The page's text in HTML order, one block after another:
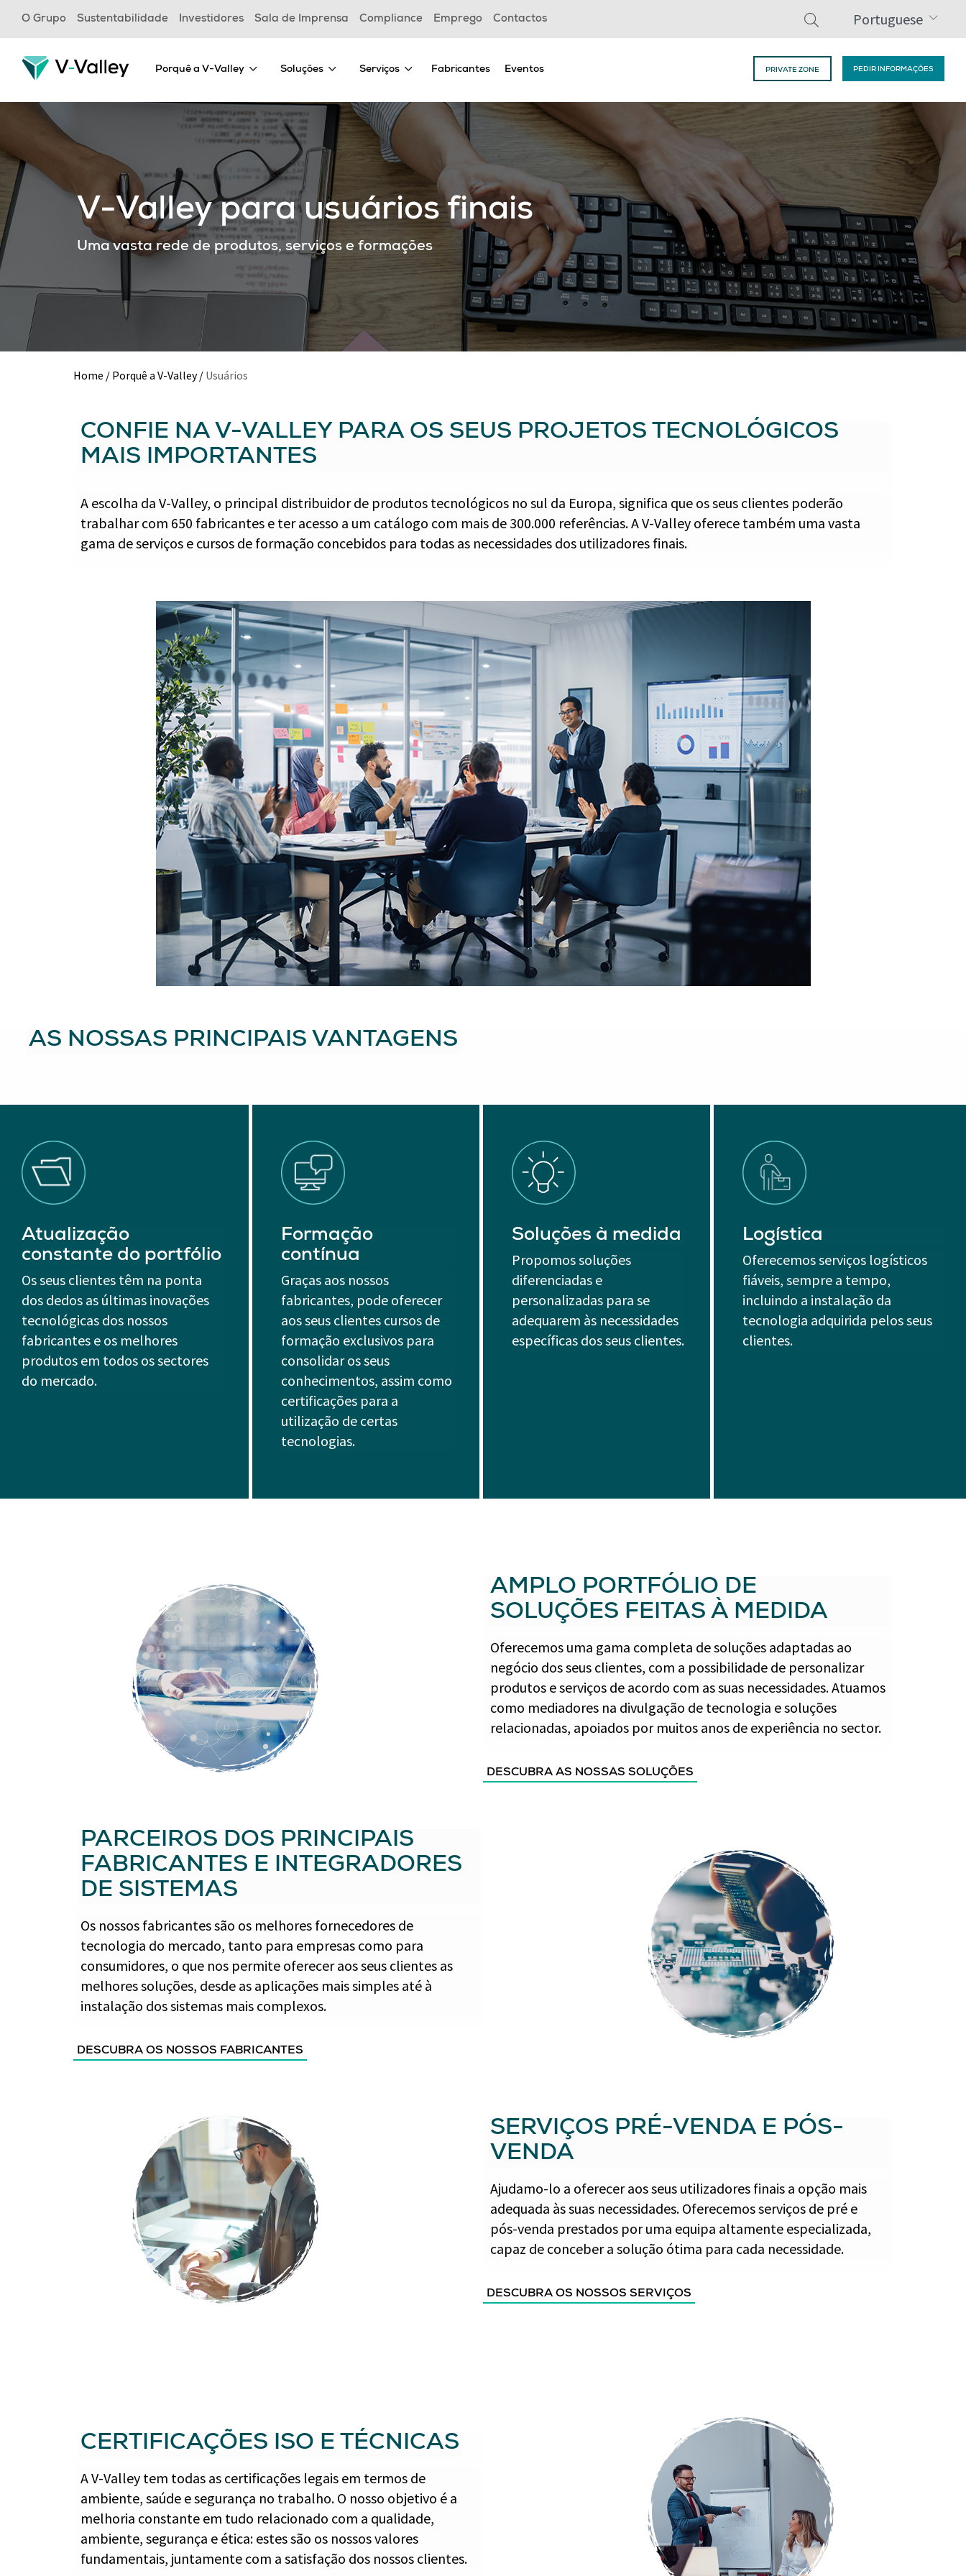
Skip
content
O Grupo Sustentabilidade Investidores Sala de Imprensa Compliance Emprego Contactos Portuguese
Porquê a V-Valley Soluções Serviços Fabricantes Eventos PRIVATE ZONE PEDIR INFORMAÇÕES
V-Valley para usuários finais
Uma vasta rede de produtos, serviços e formações
Home / Porquê a V-Valley/ Usuários
CONFIE NA V-VALLEY PARA OS SEUS PROJETOS TECNOLÓGICOS
MAIS IMPORTANTES
A escolha da V-Valley, o principal distribuidor de produtos tecnológicos no sul da Europa, significa que os seus clientes poderão
trabalhar com 650 fabricantes e ter acesso a um catálogo com mais de 300.000 referências. A V-Valley oferece também uma vasta
gama de serviços e cursos de formação concebidos para todas as necessidades dos utilizadores finais.
AS NOSSAS PRINCIPAIS VANTAGENS
Atualização
constante do portfólio
Os seus clientes têm na ponta
dos dedos as últimas inovações
tecnológicas dos nossos
fabricantes e os melhores
produtos em todos os sectores
do mercado.
Formação
contínua
Graças aos nossos
fabricantes, pode oferecer
aos seus clientes cursos de
formação exclusivos para
consolidar os seus
conhecimentos, assim como
certificações para a
utilização de certas
tecnologias.
Soluções à medida
Propomos soluções
diferenciadas e
personalizadas para se
adequarem às necessidades
específicas dos seus clientes.
Logística
Oferecemos serviços logísticos
fiáveis, sempre a tempo,
incluindo a instalação da
tecnologia adquirida pelos seus
clientes.
AMPLO PORTFÓLIO DE
SOLUÇÕES FEITAS À MEDIDA
Oferecemos uma gama completa de soluções adaptadas ao
negócio dos seus clientes, com a possibilidade de personalizar
produtos e serviços de acordo com as suas necessidades. Atuamos
como mediadores na divulgação de tecnologia e soluções
relacionadas, apoiados por muitos anos de experiência no sector.
DESCUBRA AS NOSSAS SOLUÇÕES
PARCEIROS DOS PRINCIPAIS
FABRICANTES E INTEGRADORES
DE SISTEMAS
Os nossos fabricantes são os melhores fornecedores de
tecnologia do mercado, tanto para empresas como para
consumidores, o que nos permite oferecer aos seus clientes as
melhores soluções, desde as aplicações mais simples até à
instalação dos sistemas mais complexos.
DESCUBRA OS NOSSOS FABRICANTES
SERVIÇOS PRÉ-VENDA E PÓS-
VENDA
Ajudamo-lo a oferecer aos seus utilizadores finais a opção mais
adequada às suas necessidades. Oferecemos serviços de pré e
pós-venda prestados por uma equipa altamente especializada,
capaz de conceber a solução ótima para cada necessidade.
DESCUBRA OS NOSSOS SERVIÇOS
CERTIFICAÇÕES ISO E TÉCNICAS
A V-Valley tem todas as certificações legais em termos de
ambiente, saúde e segurança no trabalho. O nosso objetivo é a
melhoria constante em tudo relacionado com a qualidade,
ambiente, segurança e ética: estes são os nossos valores
fundamentais, juntamente com a satisfação dos nossos clientes.